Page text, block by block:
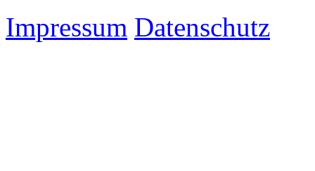
Impressum Datenschutz